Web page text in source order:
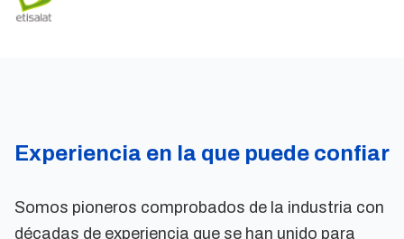
Experiencia en la que puede confiar
Somos pioneros comprobados de la industria con
décadas de experiencia que se han unido para